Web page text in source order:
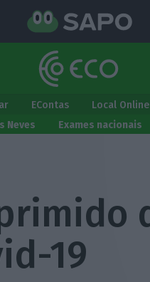
EContas Local Online
Neves Exames nacionais
19